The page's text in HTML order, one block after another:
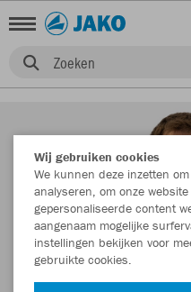
Zoeken
Wij gebruiken cookies
We kunnen deze inzetten
analyseren, om onze
gepersonaliseerde content
aangenaam mogelijke
instellingen bekijken voor
gebruikte cookies.